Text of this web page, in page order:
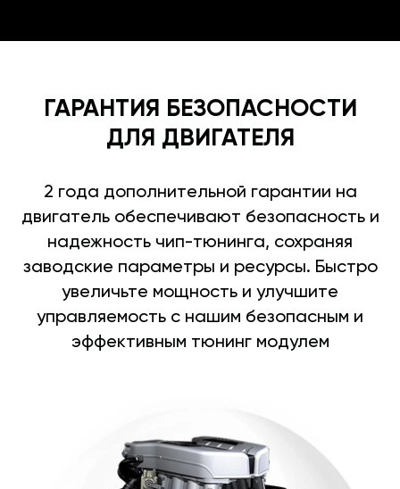
ГАРАНТИЯ БЕЗОПАСНОСТИ
ДЛЯ ДВИГАТЕЛЯ
2 года дополнительной гарантии на
двигатель обеспечивают безопасность и
надежность чип-тюнинга, сохраняя
заводские параметры и ресурсы. Быстро
увеличьте мощность и улучшите
управляемость с нашим безопасным и
эффективным тюнинг модулем